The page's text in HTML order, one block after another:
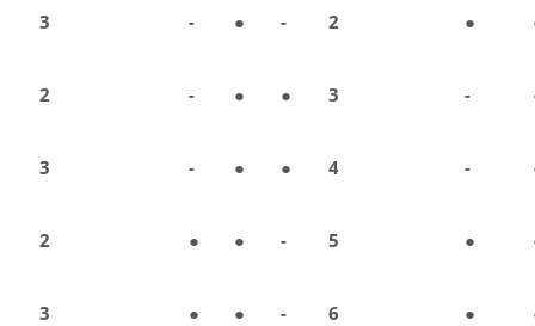
3 - ● - 2 ●
2 - ● ● 3 -
3 - ● ● 4 -
2 ● ● - 5 ●
3 ● ● - 6 ●